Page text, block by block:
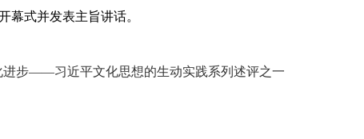
幕式并发表主旨讲话。
进步——习近平文化思想的生动实践系列述评之一